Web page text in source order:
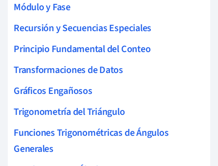
Módulo y Fase
Recursión y Secuencias Especiales
Principio Fundamental del Conteo
Transformaciones de Datos
Gráficos Engañosos
Trigonometría del Triángulo
Funciones Trigonométricas de Ángulos
Generales